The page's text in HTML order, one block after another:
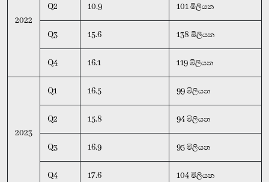
2022
Q2 10.9 101 මිලියන
Q3 15.6 138 මිලියන
Q4 16.1 119 මිලියන
2023
Q1 16.5 99 මිලියන
Q2 15.8 94 මිලියන
Q3 16.9 95 මිලියන
Q4 17.6 104 මිලියන